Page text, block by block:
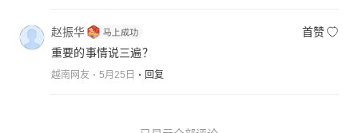
赵振华
首赞
重要的事情说三遍？
越南网友 5月25日 回复